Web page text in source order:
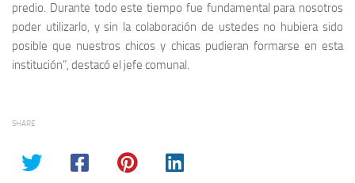
predio. Durante todo este tiempo fue fundamental para nosotros
poder utilizarlo, y sin la colaboración de ustedes no hubiera sido
posible que nuestros chicos y chicas pudieran formarse en esta
institución”, destacó el jefe comunal.
SHARE